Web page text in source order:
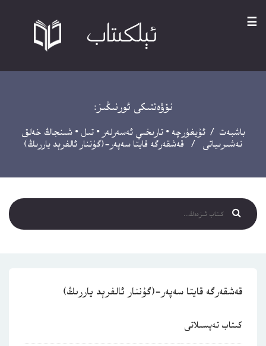
☰
نۆۋەتتىكى ئورنىڭىز:
باشبەت /ئۇيغۇرچە •تارىخىي ئەسەرلەر •تىل •شىنجاڭ خەلق
نەشىرىياتى / قەشقەرگە قايتا سەپەر-(گۇننار ئالفرېد ياررىڭ)
قەشقەرگە قايتا سەپەر-(گۇننار ئالفرېد ياررىڭ)
كىتاب تەپسىلاتى